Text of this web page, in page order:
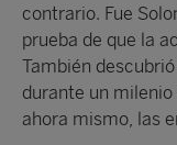
contrario. Fue
prueba de que la
También
durante un
ahora mismo, las